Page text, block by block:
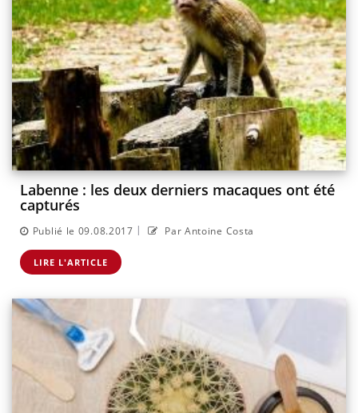
Labenne : les deux derniers macaques ont été
capturés
Publié le 09.08.2017 | Par Antoine Costa
LIRE L'ARTICLE